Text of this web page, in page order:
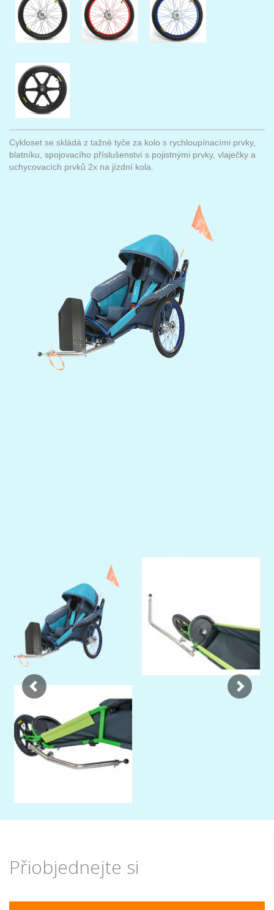
Cykloset se skládá z tažné tyče za kolo s rychloupínacími prvky,
blatníku, spojovacího příslušenství s pojistnými prvky, vlaječky a
uchycovacích prvků 2x na jízdní kola.
Next
Přiobjednejte si